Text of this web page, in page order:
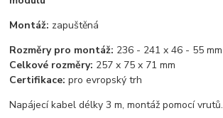
Montáž: zapuštěná
Rozměry pro montáž: 236 - 241 x 46 - 55 mm
Celkové rozměry: 257 x 75 x 71 mm
Certifikace: pro evropský trh
Napájecí kabel délky 3 m, montáž pomocí vrutů.